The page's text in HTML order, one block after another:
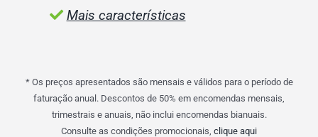
Mais características
* Os preços apresentados são mensais e válidos para o período de
faturação anual. Descontos de 50% em encomendas mensais,
trimestrais e anuais, não inclui encomendas bianuais.
Consulte as condições promocionais, clique aqui